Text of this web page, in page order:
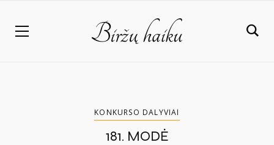
KONKURSO DALYVIAI
181. MODĖ